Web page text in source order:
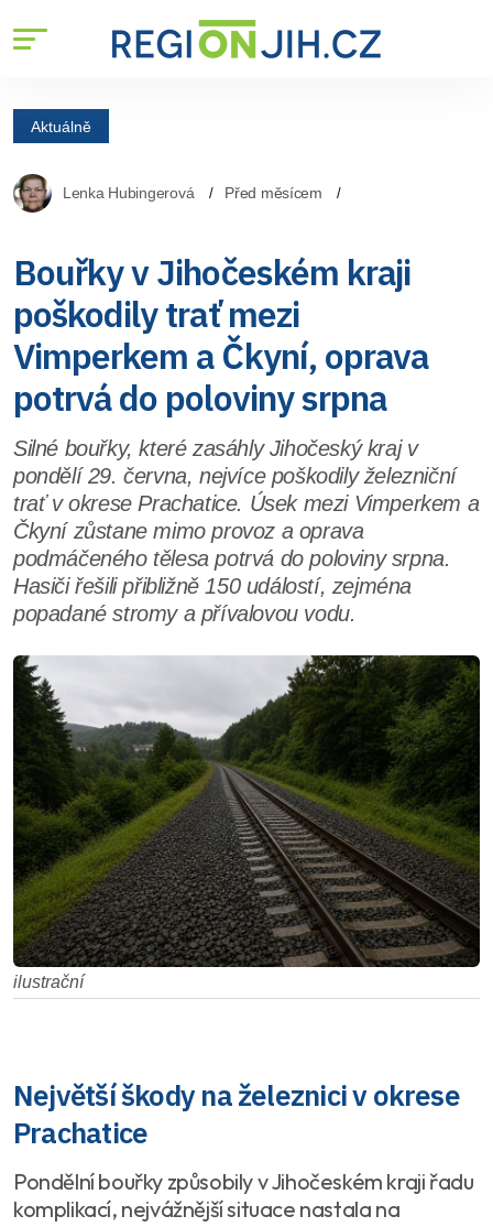
Aktuálně
Lenka Hubingerová Před měsícem
Bouřky v Jihočeském kraji
poškodily trať mezi
Vimperkem a Čkyní, oprava
potrvá do poloviny srpna
Silné bouřky, které zasáhly Jihočeský kraj v
pondělí 29. června, nejvíce poškodily železniční
trať v okrese Prachatice. Úsek mezi Vimperkem a
Čkyní zůstane mimo provoz a oprava
podmáčeného tělesa potrvá do poloviny srpna.
Hasiči řešili přibližně 150 událostí, zejména
popadané stromy a přívalovou vodu.
ilustrační
Největší škody na železnici v okrese
Prachatice
Pondělní bouřky způsobily v Jihočeském kraji řadu
komplikací, nejvážnější situace nastala na